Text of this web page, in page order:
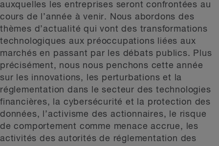
auxquelles les entreprises seront confrontées au
cours de l’année à venir. Nous abordons des
thèmes d’actualité qui vont des transformations
technologiques aux préoccupations liées aux
marchés en passant par les débats publics. Plus
précisément, nous nous penchons cette année
sur les innovations, les perturbations et la
réglementation dans le secteur des technologies
financières, la cybersécurité et la protection des
données, l’activisme des actionnaires, le risque
de comportement comme menace accrue, les
activités des autorités de réglementation des